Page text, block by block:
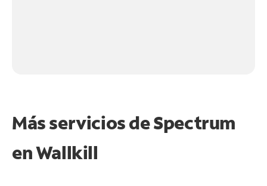
Más servicios de Spectrum
enWallkill